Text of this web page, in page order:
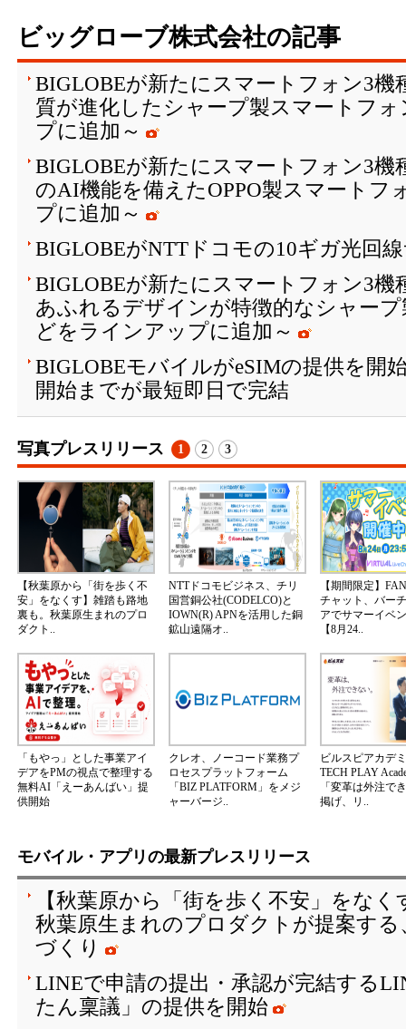
ビッグローブ株式会社の記事
BIGLOBEが新たにスマートフォン3機
質が進化したシャープ製スマートフ
プに追加～
BIGLOBEが新たにスマートフォン3
のAI機能を備えたOPPO製スマートフ
プに追加～
BIGLOBEがNTTドコモの10ギガ光回
BIGLOBEが新たにスマートフォン3
あふれるデザインが特徴的なシャー
どをラインアップに追加～
BIGLOBEモバイルがeSIMの提供を
開始までが最短即日で完結
写真プレスリリース 1 2 3
【秋葉原から「街を歩く不
安」をなくす】雑踏も路地
裏も。秋葉原生まれのプロ
ダクト..
NTTドコモビジネス、チリ
国営銅公社(CODELCO)と
IOWN(R) APNを活用した銅
鉱山遠隔オ..
【期間限定】
チャット、バー
アでサマーイベ
【8月24..
「もやっ」とした事業アイ
デアをPMの視点で整理する
無料AI「えーあんばい」提
供開始
クレオ、ノーコード業務プ
ロセスプラットフォーム
「BIZ PLATFORM」をメジ
ャーバージ..
ビルスピアカデ
TECH PLAY
「変革は外注で
掲げ、リ..
モバイル・アプリの最新プレスリリース
【秋葉原から「街を歩く不安」をな
秋葉原生まれのプロダクトが提案す
づくり
LINEで申請の提出・承認が完結する
たん稟議」の提供を開始